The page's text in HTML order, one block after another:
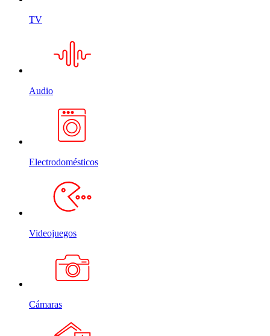
TV
Audio
Electrodomésticos
Videojuegos
Cámaras